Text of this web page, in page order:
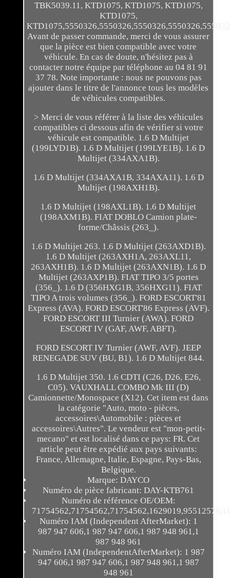
TBK5039.11, KTD1075, KTD1075, KTD1075,
KTD1075,
Avant de passer commande, merci de vous assurer
que la pièce est bien compatible avec votre
véhicule. En cas de doute, n'hésitez pas à
contacter notre équipe par téléphone au 04 81 91
37 78. Note importante : nous ne pouvons pas
ajouter dans le titre de l'annonce tous les modèles
de véhicules compatibles.
> Merci de vous référer à la liste des véhicules
compatibles ci dessous afin de vérifier si votre
véhicule est compatible. 1.6 D Multijet
(199LYD1B). 1.6 D Multijet (199LYE1B). 1.6 D
Multijet (334AXA1B).
1.6 D Multijet (334AXA1B, 334AXA11). 1.6 D
Multijet (198AXH1B).
1.6 D Multijet (198AXL1B). 1.6 D Multijet
(198AXM1B). FIAT DOBLO Camion plate-
forme/Châssis (263_).
1.6 D Multijet 263. 1.6 D Multijet (263AXD1B).
1.6 D Multijet (263AXH1A, 263AXL11,
263AXH1B). 1.6 D Multijet (263AXN1B). 1.6 D
Multijet (263AXP1B). FIAT TIPO 3/5 portes
(356_). 1.6 D (356HXG1B, 356HXG11). FIAT
TIPO A trois volumes (356_). FORD ESCORT'81
Express (AVA). FORD ESCORT'86 Express (AVF).
FORD ESCORT III Turnier (AWA). FORD
ESCORT IV (GAF, AWF, ABFT).
FORD ESCORT IV Turnier (AWF, AVF). JEEP
RENEGADE SUV (BU, B1). 1.6 D Multijet 844.
1.6 D Multijet 350. 1.6 CDTI (C26, D26, E26,
C05). VAUXHALL COMBO Mk III (D)
Camionnette/Monospace (X12). Cet item est dans
la catégorie "Auto, moto - pièces,
accessoires\Automobile : pièces et
accessoires\Autres". Le vendeur est "mon-petit-
mecano" et est localisé dans ce pays: FR. Cet
article peut être expédié aux pays suivants:
France, Allemagne, Italie, Espagne, Pays-Bas,
Belgique.
Marque: DAYCO
Numéro de pièce fabricant: DAY-KTB761
Numéro de référence OE/OEM:
Numéro IAM (Independent AfterMarket): 1
987 947 606,1 987 947 606,1 987 948 961,1
987 948 961
Numéro IAM (IndependentAfterMarket): 1 987
947 606,1 987 947 606,1 987 948 961,1 987
948 961